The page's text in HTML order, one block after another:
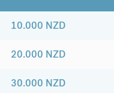
10.000 NZD
20.000 NZD
30.000 NZD